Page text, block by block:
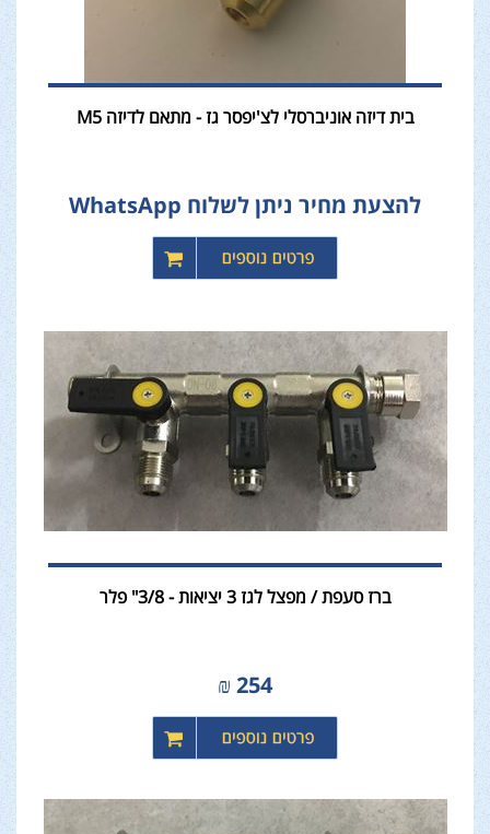
בית דיזה אוניברסלי לצ'יפסר גז - מתאם לדיזה M5
להצעת מחיר ניתן לשלוח WhatsApp
ברז סעפת / מפצל לגז 3 יציאות - 3/8" פלר
254
₪